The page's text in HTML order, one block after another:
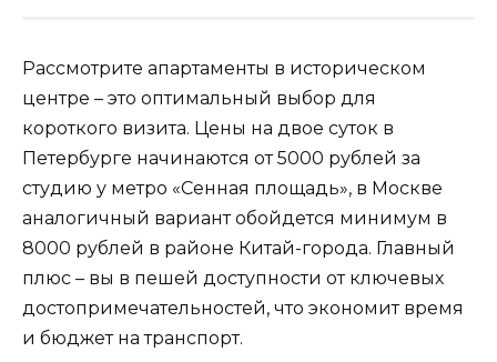
Рассмотрите апартаменты в историческом
центре – это оптимальный выбор для
короткого визита. Цены на двое суток в
Петербурге начинаются от 5000 рублей за
студию у метро «Сенная площадь», в Москве
аналогичный вариант обойдется минимум в
8000 рублей в районе Китай-города. Главный
плюс – вы в пешей доступности от ключевых
достопримечательностей, что экономит время
и бюджет на транспорт.